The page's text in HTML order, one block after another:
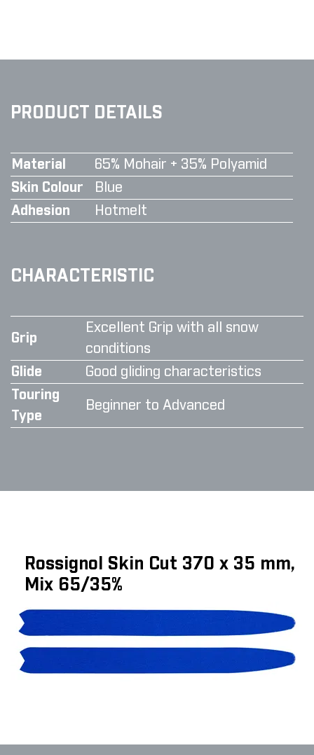
PRODUCT DETAILS
Material
65% Mohair + 35% Polyamid
Skin Colour
Blue
Adhesion
Hotmelt
CHARACTERISTIC
Grip
Excellent Grip with all snow
conditions
Glide
Good gliding characteristics
Touring
Type
Beginner to Advanced
Rossignol Skin Cut 370 x 35 mm,
Mix 65/35%